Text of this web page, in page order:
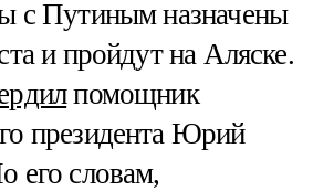
с Путиным назначены
и пройдут на Аляске.
помощник
президента Юрий
его словам,